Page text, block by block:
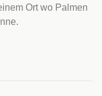
Ort wo Palmen